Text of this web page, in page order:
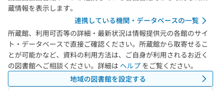
蔵情報を表示します。
連携している機関・データベースの一覧
所蔵館、利用可否等の詳細・最新状況は情報提供元の各館のサイ
ト・データベースで直接ご確認ください。所蔵館から取寄せるこ
とが可能かなど、資料の利用方法は、ご自身が利用されるお近く
の図書館へご相談ください。詳細は ヘルプ をご覧ください。
地域の図書館を設定する